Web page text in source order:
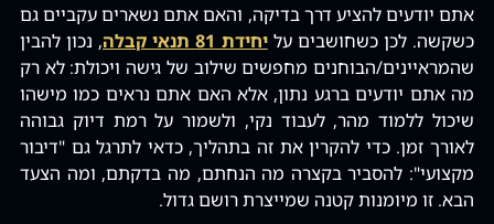
אתם יודעים להציע דרך בדיקה, והאם אתם נשארים עקביים גם
כשקשה. לכן כשחושבים עליחידת 81 תנאי קבלה
, נכון להבין
שהמראיינים/הבוחנים מחפשים שילוב של גישה ויכולת: לא רק
מה אתם יודעים ברגע נתון, אלא האם אתם נראים כמו מישהו
שיכול ללמוד מהר, לעבוד נקי, ולשמור על רמת דיוק גבוהה
לאורך זמן. כדי להקרין את זה בתהליך, כדאי לתרגל גם "דיבור
מקצועי": להסביר בקצרה מה הנחתם, מה בדקתם, ומה הצעד
הבא. זו מיומנות קטנה שמייצרת רושם גדול.